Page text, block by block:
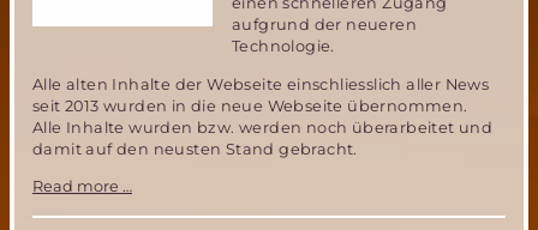
aufgrund der neueren
Technologie.
Alle alten Inhalte der Webseite einschliesslich aller News
seit 2013 wurden in die neue Webseite übernommen.
Alle Inhalte wurden bzw. werden noch überarbeitet und
damit auf den neusten Stand gebracht.
Read more …